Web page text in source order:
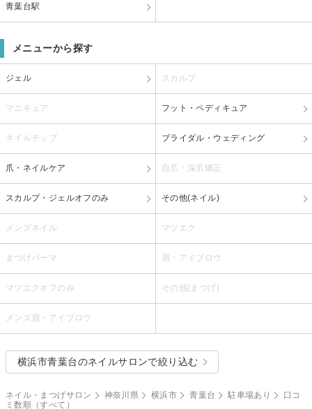
青葉台駅
メニューから探す
ジェル スカルプ
マニキュア フット・ペディキュア
ネイルチップ ブライダル・ウェディング
爪・ネイルケア 自爪・深爪矯正
スカルプ・ジェルオフのみ その他(ネイル)
メンズネイル マツエク
まつげパーマ 眉・アイブロウ
マツエクオフのみ その他(まつげ)
メンズ眉・アイブロウ
横浜市青葉台のネイルサロンで絞り込む
ネイル・まつげサロン 神奈川県 横浜市 青葉台 駐車場あり
口コ
ミ数順（すべて）